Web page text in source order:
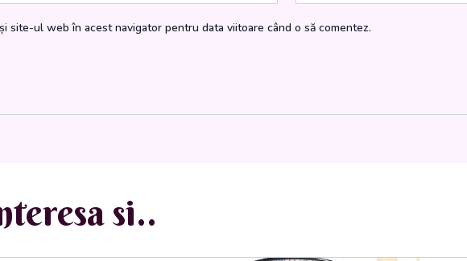
site-ul web în acest navigator pentru data viitoare când o să comentez.
si..